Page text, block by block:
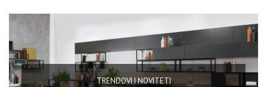
TRENDOVI I NOVITETI